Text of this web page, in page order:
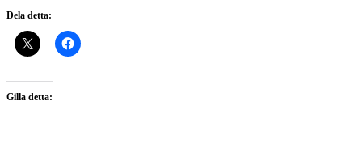
Dela detta:
Gilla detta: